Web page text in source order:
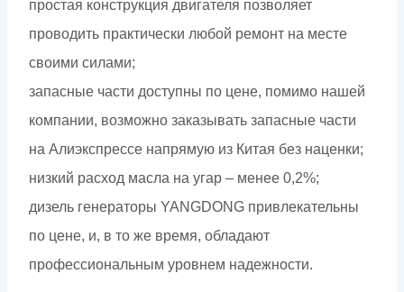
простая конструкция двигателя позволяет
проводить практически любой ремонт на месте
своими силами;
запасные части доступны по цене, помимо нашей
компании, возможно заказывать запасные части
на Алиэкспрессе напрямую из Китая без наценки;
низкий расход масла на угар – менее 0,2%;
дизель генераторы YANGDONG привлекательны
по цене, и, в то же время, обладают
профессиональным уровнем надежности.